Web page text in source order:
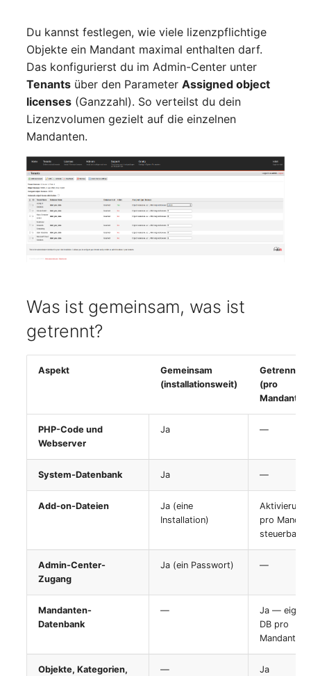
Stammdaten
(Personengruppe)
Standort
Status-Planung
Stromverbraucher
Varianten
Virtuelle Geräte
Virtuelle Maschine
Virtuelle Maschine
Virtueller Host
Virtueller Host (Root)
WAN-Verbindung
Zugewiesene
Zugewiesene Geräte
Du kannst festlegen, wie viele lizenzpflichtige
Objekte ein Mandant maximal enthalten darf.
Das konfigurierst du im Admin-Center unter
Tenants über den ParameterAssigned object
licenses (Ganzzahl). So verteilst du dein
Lizenzvolumen gezielt auf die einzelnen
Mandanten.
Was ist gemeinsam, was ist
getrennt?
Aspekt
Gemeinsam
(installationsweit)
Getrennt
(pro
Mandant)
PHP-Code und
Webserver
Ja —
System-Datenbank Ja —
Add-on-Dateien
Ja (eine
Installation)
Aktivierung
pro
steuerbar
Admin-Center-
Zugang
Ja (ein Passwort) —
Mandanten-
Datenbank
—
Ja — eigene
DB pro
Mandant
Objekte, Kategorien, — Ja